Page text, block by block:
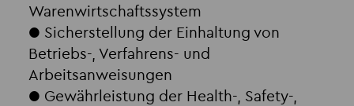
Warenwirtschaftssystem
● Sicherstellung der Einhaltung von
Betriebs-, Verfahrens- und
Arbeitsanweisungen
● Gewährleistung der Health-, Safety-,